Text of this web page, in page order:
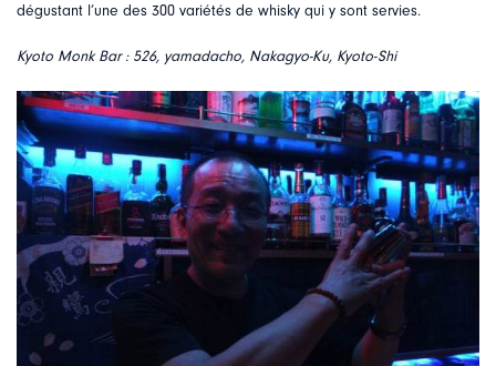
dégustant l’une des 300 variétés de whisky qui y sont servies.
Kyoto Monk Bar : 526, yamadacho, Nakagyo-Ku, Kyoto-Shi